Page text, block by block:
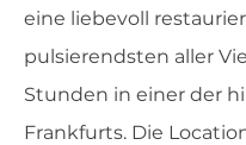
eine liebevoll
pulsierendsten aller
Stunden in einer der
Frankfurts. Die